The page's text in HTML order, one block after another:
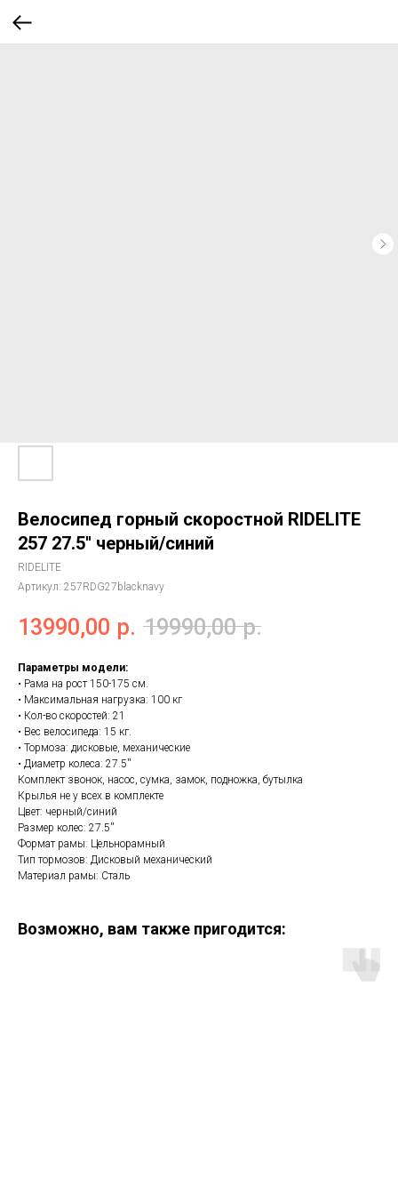
Велосипед горный скоростной RIDELITE
257 27.5'' черный/синий
RIDELITE
Артикул: 257RDG27blacknavy
13990,00 р. 19990,00 р.
Параметры модели:
• Рама на рост 150-175 см.
• Максимальная нагрузка: 100 кг
• Кол-во скоростей: 21
• Вес велосипеда: 15 кг.
• Тормоза: дисковые, механические
• Диаметр колеса: 27.5''
Комплект звонок, насос, сумка, замок, подножка, бутылка
Крылья не у всех в комплекте
Цвет: черный/синий
Размер колес: 27.5''
Формат рамы: Цельнорамный
Тип тормозов: Дисковый механический
Материал рамы: Сталь
Возможно, вам также пригодится: